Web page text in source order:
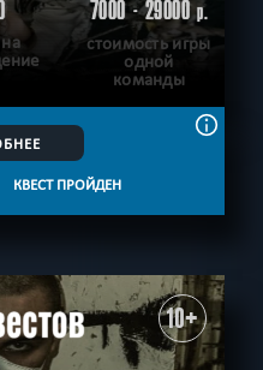
7000 - 29000р.
стоимость игры
одной
команды
КВЕСТ ПРОЙДЕН
10+